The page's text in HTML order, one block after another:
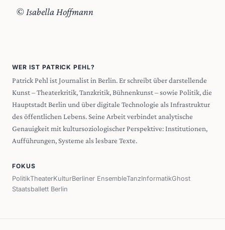
© Isabella Hoffmann
WER IST PATRICK PEHL?
Patrick Pehl ist Journalist in Berlin. Er schreibt über darstellende
Kunst – Theaterkritik, Tanzkritik, Bühnenkunst – sowie Politik, die
Hauptstadt Berlin und über digitale Technologie als Infrastruktur
des öffentlichen Lebens. Seine Arbeit verbindet analytische
Genauigkeit mit kultursoziologischer Perspektive: Institutionen,
Aufführungen, Systeme als lesbare Texte.
FOKUS
PolitikTheaterKulturBerliner EnsembleTanzInformatikGhost
Staatsballett Berlin